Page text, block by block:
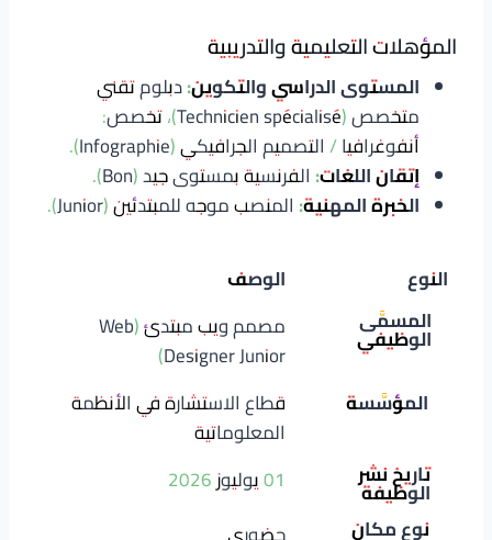
المؤهلات التعليمية والتدريبية
المستوى الدراسي والتكوين:دبلوم تقني
متخصص (Technicien spécialisé)، تخصص:
أنفوغرافيا / التصميم الجرافيكي (Infographie).
إتقان اللغات: الفرنسية بمستوى جيد (Bon).
الخبرة المهنية: المنصب موجه للمبتدئين (Junior).
النوع
الوصف
المسمَّى
الوظيفي
مصمم ويب مبتدئ (Web
Designer Junior)
المؤسَّسة
قطاع الاستشارة في الأنظمة
المعلوماتية
تاريخ نشر
الوظيفة
01 يوليوز 2026
نوع مكان